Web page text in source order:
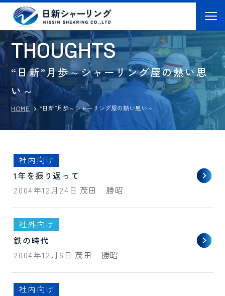
THOUGHTS
“日新”月歩～シャーリング屋の熱い思
い～
HOME “日新”月歩～シャーリング屋の熱い思い～
社内向け
1年を振り返って
2004年12月24日 茂田 勝昭
社外向け
鉄の時代
2004年12月6日 茂田 勝昭
社内向け